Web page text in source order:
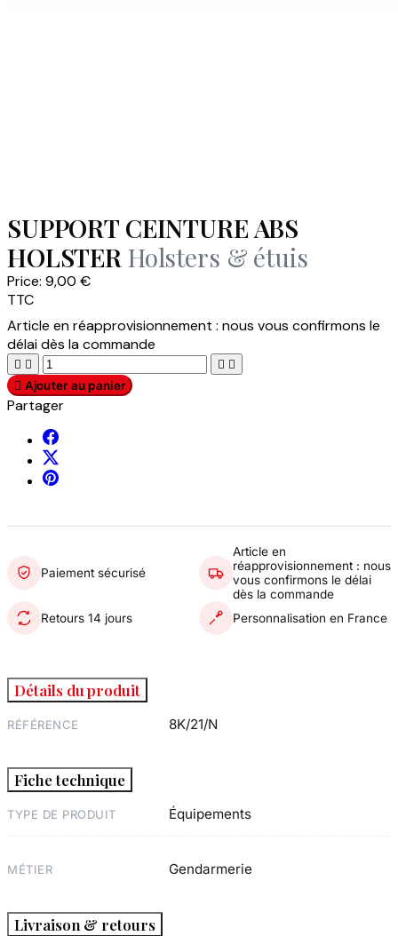
SUPPORT CEINTURE ABS
HOLSTER Holsters & étuis
Price: 9,00 €
TTC
Article en réapprovisionnement : nous vous confirmons le
délai dès la commande
   
 Ajouter au panier
Partager
Paiement sécurisé
Article en
réapprovisionnement : nous
vous confirmons le délai
dès la commande
Retours 14 jours
Personnalisation en France
Détails du produit
RÉFÉRENCE 8K/21/N
Fiche technique
TYPE DE PRODUIT Équipements
MÉTIER Gendarmerie
Livraison & retours